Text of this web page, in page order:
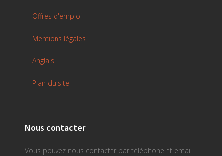
Offres d'emploi
Mentions légales
Anglais
Plan du site
Nous contacter
Vous pouvez nous contacter par téléphone et email